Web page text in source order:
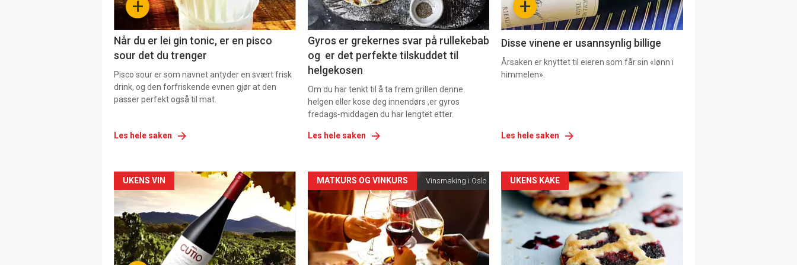
+
Når du er lei gin tonic, er en pisco
sour det du trenger
Pisco sour er som navnet antyder en svært frisk
drink, og den forfriskende evnen gjør at den
passer perfekt også til mat.
Les hele saken
2
Gyros er grekernes svar på rullekebab
og er det perfekte tilskuddet til
helgekosen
Om du har tenkt til å ta frem grillen denne
helgen eller kose deg innendørs ,er gyros
fredags-middagen du har lengtet etter.
Les hele saken
3 +
Disse vinene er usannsynlig billige
Årsaken er knyttet til eieren som får sin «lønn i
himmelen».
Les hele saken
Forsiden
akkurat
nå
-
UKENS VIN
Forsiden
akkurat
nå
-
MATKURS OG VINKURS Vinsmaking i Oslo
Forsiden
akkurat
nå
UKENS KAKE